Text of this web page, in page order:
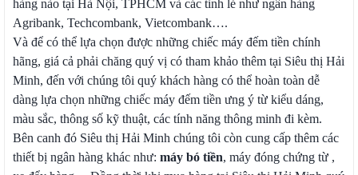
hàng nào tại Hà Nội, TPHCM và các tỉnh lẻ như ngân hàng
Agribank, Techcombank, Vietcombank….
Và để có thể lựa chọn được những chiếc máy đếm tiền chính
hãng, giá cả phải chăng quý vị có tham khảo thêm tại Siêu thị Hải
Minh, đến với chúng tôi quý khách hàng có thể hoàn toàn dễ
dàng lựa chọn những chiếc máy đếm tiền ưng ý từ kiểu dáng,
màu sắc, thông số kỹ thuật, các tính năng thông minh đi kèm.
Bên canh đó Siêu thị Hải Minh chúng tôi còn cung cấp thêm các
thiết bị ngân hàng khác như: máy bó tiền, máy đóng chứng từ ,